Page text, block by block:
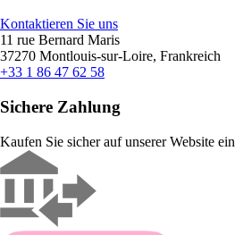
Kontaktieren Sie uns
11 rue Bernard Maris
37270 Montlouis-sur-Loire, Frankreich
+33 1 86 47 62 58
Sichere Zahlung
Kaufen Sie sicher auf unserer Website ein